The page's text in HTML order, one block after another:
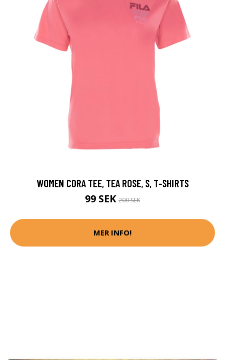
WOMEN CORA TEE, TEA ROSE, S, T-SHIRTS
99 SEK 200 SEK
MER INFO!